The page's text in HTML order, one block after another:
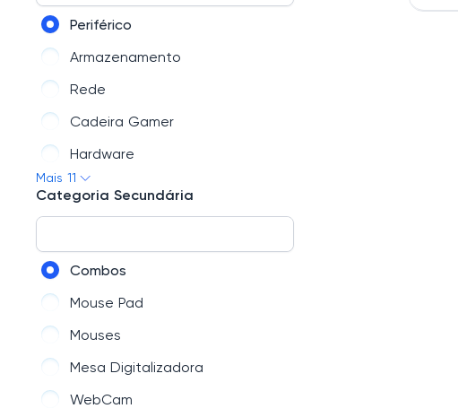
Periférico
Armazenamento
Rede
Cadeira Gamer
Hardware
PC Gamer
Marcas
PC Profissional
Mais 11
Categoria Secundária
Combos
Mouse Pad
Mouses
Mesa Digitalizadora
WebCam